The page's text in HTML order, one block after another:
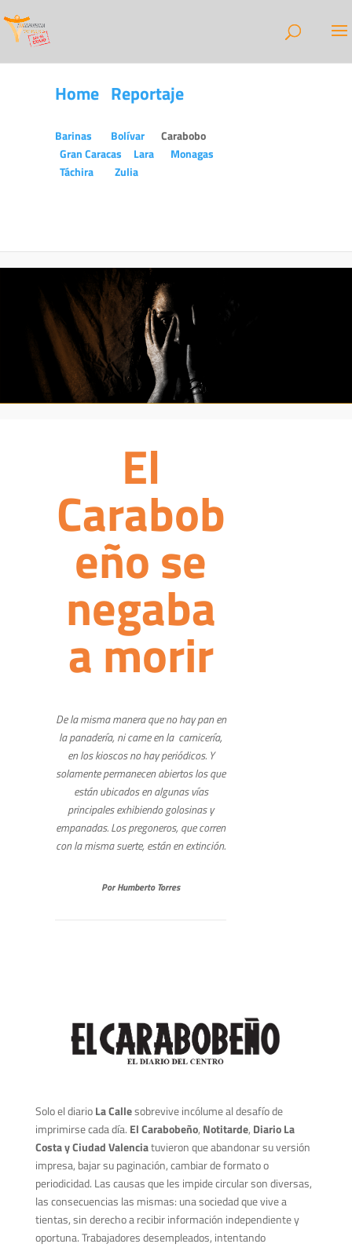
Home Reportaje
Barinas Bolívar
Carabobo
Gran Caracas
Lara
Monagas
Táchira
Zulia
El
Carabob
eño se
negaba
a morir
De la misma manera que no hay pan en
la panadería, ni carne en la carnicería,
en los kioscos no hay periódicos. Y
solamente permanecen abiertos los que
están ubicados en algunas vías
principales exhibiendo golosinas y
empanadas. Los pregoneros, que corren
con la misma suerte, están en extinción.
PorHumberto Torres
Solo el diarioLa Callesobrevive incólume al desafío de
imprimirse cada día. El Carabobeño, Notitarde, Diario La
Costa yCiudad Valenciatuvieron que abandonar su versión
impresa, bajar su paginación, cambiar de formato o
periodicidad. Las causas que les impide circular son diversas,
las consecuencias las mismas: una sociedad que vive a
tientas, sin derecho a recibir información independiente y
oportuna. Trabajadores desempleados, intentando